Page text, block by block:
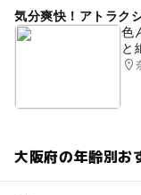
気分爽快！アトラク
色
と
大阪府の年齢別お